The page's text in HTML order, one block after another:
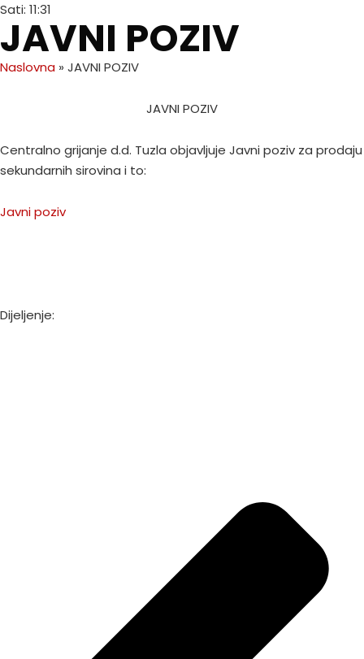
Sati: 11:31
JAVNI POZIV
Naslovna » JAVNI POZIV
JAVNI POZIV
Centralno grijanje d.d. Tuzla objavljuje Javni poziv za prodaju
sekundarnih sirovina i to:
Javni poziv
Dijeljenje: